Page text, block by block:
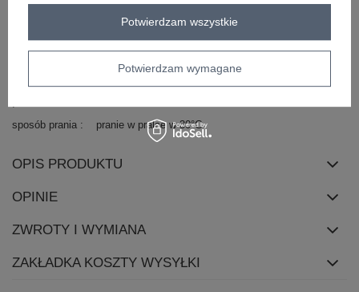
kopertowy
skład materiału 55% poliester 20% wiskoza 25% elastan
sposób prania pranie w pralce w 30°C
OPIS PRODUKTU
OPINIE
ZWROTY I WYMIANA
ZAKŁADKA KOSZTY WYSYŁKI
Potwierdzam wymagane
Potwierdzam wszystkie